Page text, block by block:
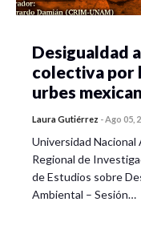
Desigualdad
colectiva por
urbes
Laura Gutiérrez -Ago 05,
Universidad
Regional de
de Estudios sobre
Ambiental – Sesión…